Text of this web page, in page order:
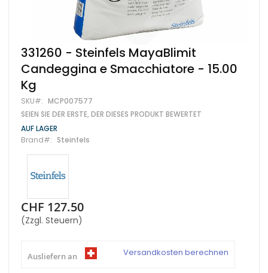
Zum
Anfang
der
Bildgalerie
springen
331260 - Steinfels MayaBlimit
Candeggina e Smacchiatore - 15.00
Kg
SKU MCP007577
SEIEN SIE DER ERSTE, DER DIESES PRODUKT BEWERTET
AUF LAGER
Brand
Steinfels
CHF 127.50
(Zzgl. Steuern)
Ausliefern an Versandkosten berechnen